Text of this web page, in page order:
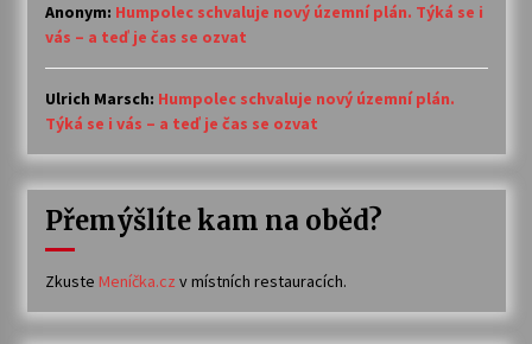
Anonym: Humpolec schvaluje nový územní plán. Týká se i
vás – a teď je čas se ozvat
Ulrich Marsch: Humpolec schvaluje nový územní plán.
Týká se i vás – a teď je čas se ozvat
Přemýšlíte kam na oběd?
Zkuste Meníčka.cz v místních restauracích.